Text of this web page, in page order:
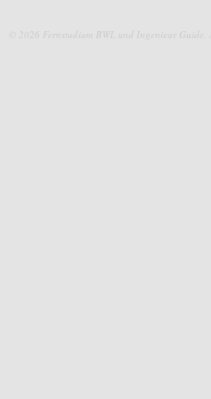
© 2026 Fernstudium BWL und Ingenieur Guide.